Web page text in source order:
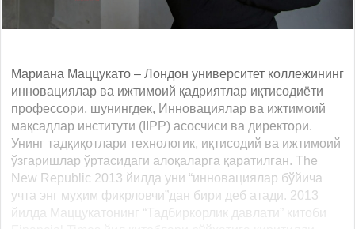
Мариана Маццукато – Лондон университет коллежининг
инновациялар ва ижтимоий қадриятлар иқтисодиёти
профессори, шунингдек, Инновациялар ва ижтимоий
мақсадлар институти (IIPP) асосчиси ва директори.
Унинг тадқиқотлари технологик, иқтисодий ва ижтимоий
ўзгаришлар ўртасидаги алоқаларга қаратилган. The
New Republic 2013 йилда уни “инновациялар бўйича
учта энг муҳим фикрловчи”дан бири деб атади. 2013
йилда Маццукатонинг “Тадбиркорлик давлати” китоби